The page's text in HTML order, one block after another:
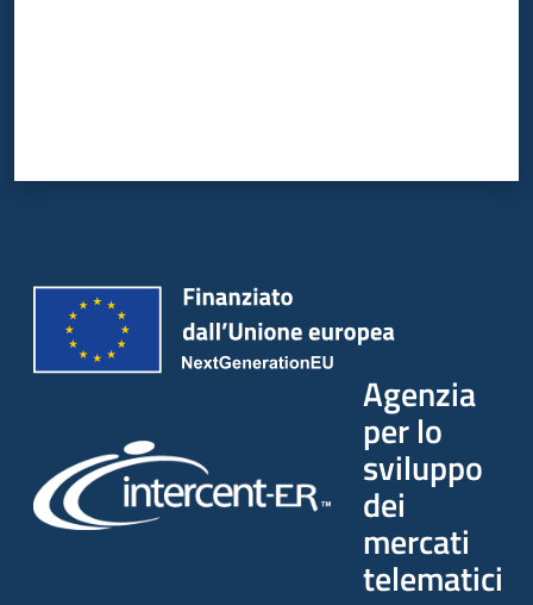
Agenzia
per lo
sviluppo
dei
mercati
telematici